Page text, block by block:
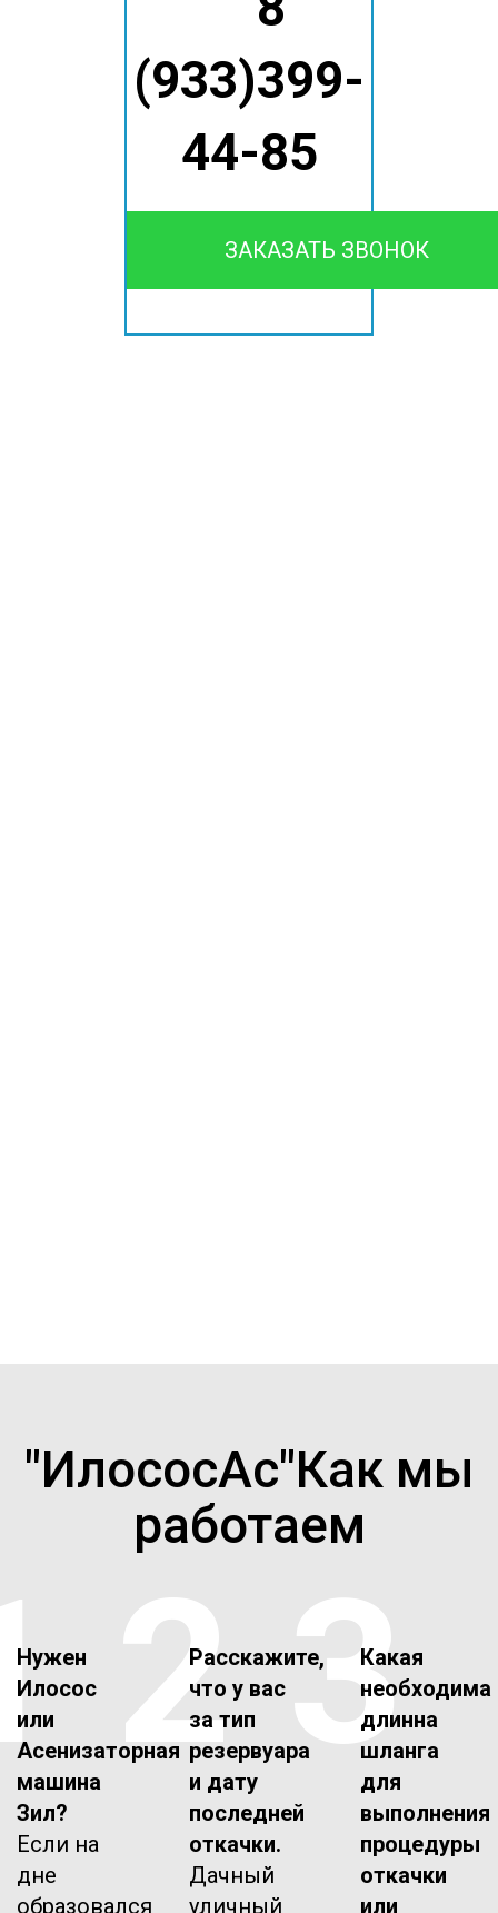
(933)399-
44-85
ЗАКАЗАТЬ ЗВОНОК
"ИлососАс"Как мы
работаем
Нужен
Илосос
или
Асенизаторная
машина
Зил?
Если на
дне
образовался
2
Расскажите,
что у вас
за тип
резервуара
и дату
последней
откачки.
Дачный
уличный
3
Какая
необходима
длинна
шланга
для
выполнения
процедуры
откачки
или